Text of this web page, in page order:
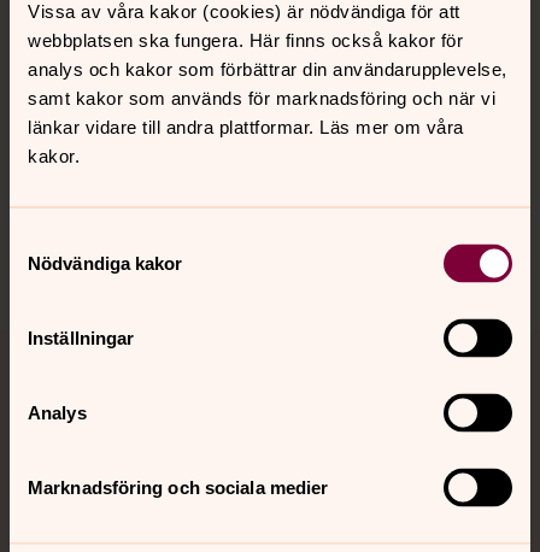
Vissa av våra kakor (cookies) är nödvändiga för att
webbplatsen ska fungera. Här finns också kakor för
analys och kakor som förbättrar din användarupplevelse,
samt kakor som används för marknadsföring och när vi
länkar vidare till andra plattformar. Läs mer om våra
kakor.
Nödvändiga kakor
Inställningar
Analys
Marknadsföring och sociala medier
Kalender
Hitta snabbt
Akut samtals- och krisstöd. Prata eller chatta anonymt
Chatt